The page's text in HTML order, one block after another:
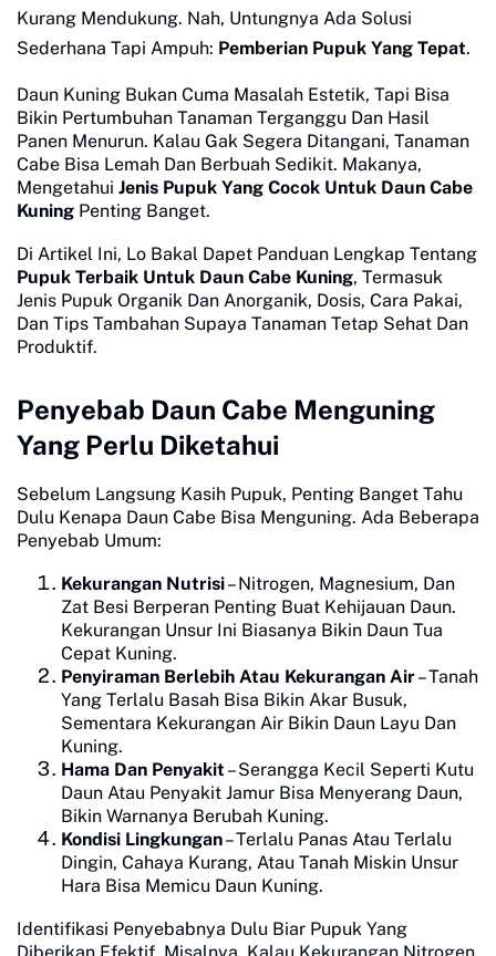
Kurang Mendukung. Nah, Untungnya Ada Solusi
Sederhana Tapi Ampuh: Pemberian Pupuk Yang Tepat.
Daun Kuning Bukan Cuma Masalah Estetik, Tapi Bisa
Bikin Pertumbuhan Tanaman Terganggu Dan Hasil
Panen Menurun. Kalau Gak Segera Ditangani, Tanaman
Cabe Bisa Lemah Dan Berbuah Sedikit. Makanya,
Mengetahui Jenis Pupuk Yang Cocok Untuk Daun Cabe
Kuning Penting Banget.
Di Artikel Ini, Lo Bakal Dapet Panduan Lengkap Tentang
Pupuk Terbaik Untuk Daun Cabe Kuning, Termasuk
Jenis Pupuk Organik Dan Anorganik, Dosis, Cara Pakai,
Dan Tips Tambahan Supaya Tanaman Tetap Sehat Dan
Produktif.
Penyebab Daun Cabe Menguning
Yang Perlu Diketahui
Sebelum Langsung Kasih Pupuk, Penting Banget Tahu
Dulu Kenapa Daun Cabe Bisa Menguning. Ada Beberapa
Penyebab Umum:
Kekurangan Nutrisi– Nitrogen, Magnesium, Dan
Zat Besi Berperan Penting Buat Kehijauan Daun.
Kekurangan Unsur Ini Biasanya Bikin Daun Tua
Cepat Kuning.
Penyiraman Berlebih Atau Kekurangan Air– Tanah
Yang Terlalu Basah Bisa Bikin Akar Busuk,
Sementara Kekurangan Air Bikin Daun Layu Dan
Kuning.
Hama Dan Penyakit – Serangga Kecil Seperti Kutu
Daun Atau Penyakit Jamur Bisa Menyerang Daun,
Bikin Warnanya Berubah Kuning.
Kondisi Lingkungan– Terlalu Panas Atau Terlalu
Dingin, Cahaya Kurang, Atau Tanah Miskin Unsur
Hara Bisa Memicu Daun Kuning.
Identifikasi Penyebabnya Dulu Biar Pupuk Yang